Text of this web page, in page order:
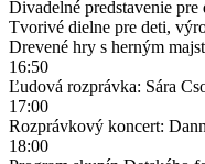
Divadelné predstavenie pre
Tvorivé dielne pre deti,
Drevené hry s herným
16:50
Ľudová rozprávka: Sára
17:00
Rozprávkový koncert:
18:00